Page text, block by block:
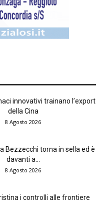
innovativi trainano l’export
della Cina
8 Agosto 2026
Bezzecchi torna in sella ed è
davanti a...
8 Agosto 2026
i controlli alle frontiere